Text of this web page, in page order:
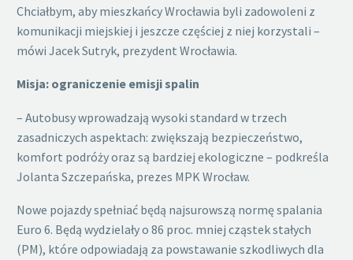
Chciałbym, aby mieszkańcy Wrocławia byli zadowoleni z
komunikacji miejskiej i jeszcze częściej z niej korzystali –
mówi Jacek Sutryk, prezydent Wrocławia.
Misja: ograniczenie emisji spalin
– Autobusy wprowadzają wysoki standard w trzech
zasadniczych aspektach: zwiększają bezpieczeństwo,
komfort podróży oraz są bardziej ekologiczne – podkreśla
Jolanta Szczepańska, prezes MPK Wrocław.
Nowe pojazdy spełniać będą najsurowszą normę spalania
Euro 6. Będą wydzielały o 86 proc. mniej cząstek stałych
(PM), które odpowiadają za powstawanie szkodliwych dla